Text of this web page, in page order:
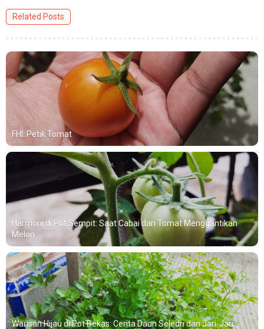
Related Posts
FHI: Petik Tomat
Harmoni di Pot Sempit: Saat Cabai dan Tomat Menggantikan
Melon
Warisan Hijau di Pot Bekas: Cerita Daun Seledri dan Jari-Jari